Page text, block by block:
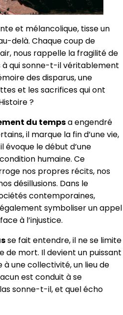
et mélancolique, tisse un
delà. Chaque coup de
nous rappelle la fragilité de
à qui sonne-t-il véritablement
des disparus, une
et les sacrifices qui ont
?
du tempsa engendré
il marque la fin d’une vie,
évoque le début d’une
humaine. Ce
nos propres récits, nos
désillusions. Dans le
contemporaines,
symboliser un appel
à l’injustice.
se fait entendre, il ne se limite
de mort. Il devient un puissant
une collectivité, un lieu de
est conduit à se
sonne-t-il, et quel écho